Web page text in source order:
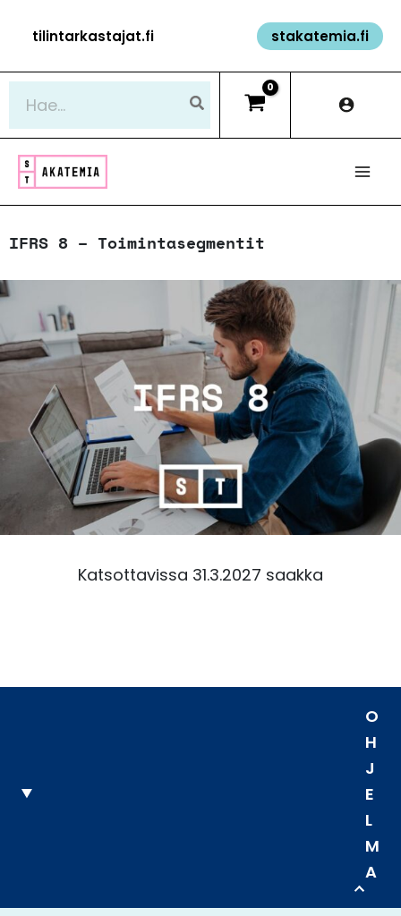
sisältöön
tilintarkastajat.fi stakatemia.fi
IFRS 8 – Toimintasegmentit
Katsottavissa 31.3.2027 saakka
O
H
J
E
L
M
A